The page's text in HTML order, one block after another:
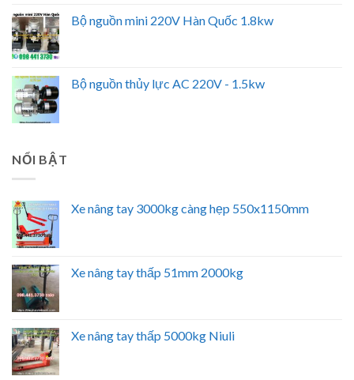
Bộ nguồn mini 220V Hàn Quốc 1.8kw
Bộ nguồn thủy lực AC 220V - 1.5kw
NỔI BẬT
Xe nâng tay 3000kg càng hẹp 550x1150mm
Xe nâng tay thấp 51mm 2000kg
Xe nâng tay thấp 5000kg Niuli